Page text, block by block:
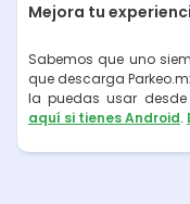
Mejora tu
Sabemos que uno
que descarga
la puedas usar
aquí si tienes Android.